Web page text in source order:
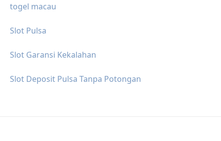
togel macau
Slot Pulsa
Slot Garansi Kekalahan
Slot Deposit Pulsa Tanpa Potongan